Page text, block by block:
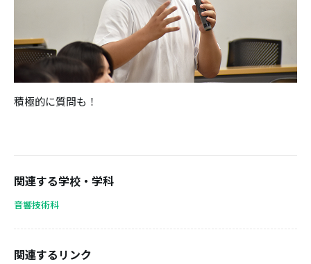
積極的に質問も！
関連する学校・学科
音響技術科
関連するリンク